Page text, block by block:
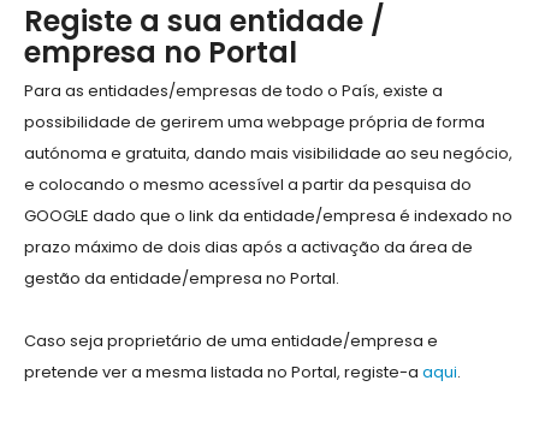
Registe a sua entidade /
empresa no Portal
Para as entidades/empresas de todo o País, existe a
possibilidade de gerirem uma webpage própria de forma
autónoma e gratuita, dando mais visibilidade ao seu negócio,
e colocando o mesmo acessível a partir da pesquisa do
GOOGLE dado que o link da entidade/empresa é indexado no
prazo máximo de dois dias após a activação da área de
gestão da entidade/empresa no Portal.
Caso seja proprietário de uma entidade/empresa e
pretende ver a mesma listada no Portal, registe-a aqui.